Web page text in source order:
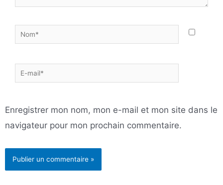
Nom*
E-
mail*
Enregistrer mon nom, mon e-mail et mon site dans le
navigateur pour mon prochain commentaire.